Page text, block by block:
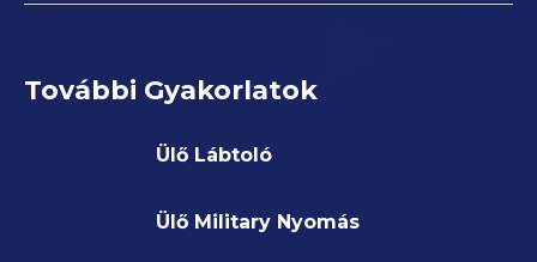
További Gyakorlatok
Ülő Lábtoló
Ülő Military Nyomás